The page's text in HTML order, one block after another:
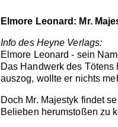
Elmore Leonard: Mr.
Info des Heyne Verlags:
Elmore Leonard - sein
Das Handwerk des
auszog, wollte er nichts
Doch Mr. Majestyk findet
Belieben herumstoßen zu